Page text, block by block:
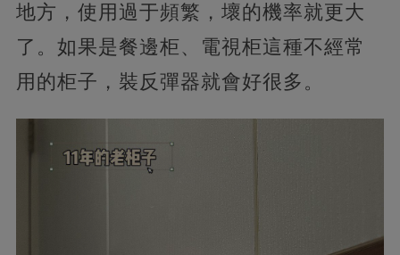
地方，使用過于頻繁，壞的機率就更大
了。如果是餐邊柜、電視柜這種不經常
用的柜子，裝反彈器就會好很多。